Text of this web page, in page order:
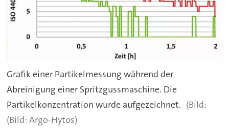
Grafik einer Partikelmessung während der
Abreinigung einer Spritzgussmaschine. Die
Partikelkonzentration wurde aufgezeichnet.
(Bild: Argo-Hytos)